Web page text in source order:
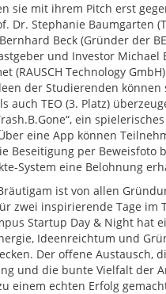
sie mit ihrem Pitch erst
Dr. Stephanie Baumgarten
Beck (Gründer der
und Investor Michael
(RAUSCH Technology
der Studierenden können
auch TEO (3. Platz)
ein
eine App können
Beseitigung per Beweisfoto
System eine Belohnung
ist von allen
zwei inspirierende Tage im
Startup Day & Night hat
Ideenreichtum und
Der offene Austausch,
und die bunte Vielfalt der
einem echten Erfolg